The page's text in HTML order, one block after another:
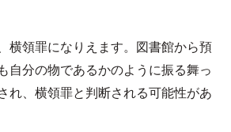
横領罪になりえます。図書館から預
自分の物であるかのように振る舞っ
れ、横領罪と判断される可能性があ